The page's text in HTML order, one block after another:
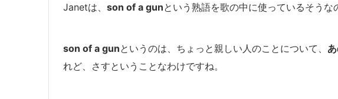
Janetは、 son of a gunという熟語を歌の中に使っているそうな
son of a gunというのは、ちょっと親しい人のことについて、
れど、さすということなわけですね。